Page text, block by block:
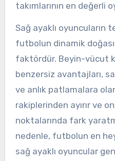
takımlarının en değerli
Sağ ayaklı oyuncuların
futbolun dinamik
faktördür. Beyin-vücut
benzersiz avantajları,
ve anlık patlamalara
rakiplerinden ayırır ve
noktalarında fark
nedenle, futbolun en
sağ ayaklı oyuncular